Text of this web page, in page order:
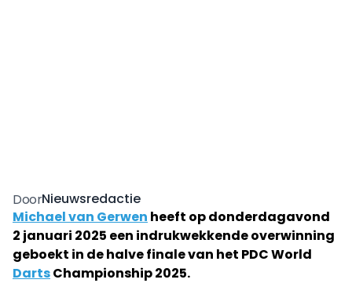
DoorNieuwsredactie
Michael van Gerwen heeft op donderdagavond
2 januari 2025 een indrukwekkende overwinning
geboekt in de halve finale van het PDC World
DartsChampionship 2025.